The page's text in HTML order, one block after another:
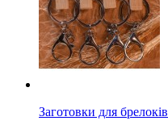
Заготовки для брелоків